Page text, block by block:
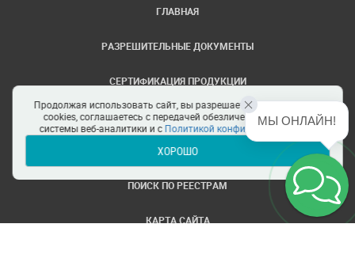
ГЛАВНАЯ
РАЗРЕШИТЕЛЬНЫЕ ДОКУМЕНТЫ
СЕРТИФИКАЦИЯ ПРОДУКЦИИ
ЗАДАТЬ ВОПРОС
ЦЕНТРЫ СЕРТИФИКАЦИИ
ПОИСК ПО РЕЕСТРАМ
КАРТА САЙТА
Продолжая использовать сайт, вы разрешаете использование
cookies, соглашаетесь с передачей обезличенных данных в
системы веб-аналитики и сПолитикой конфиденциальности
ХОРОШО
МЫ ОНЛАЙН!